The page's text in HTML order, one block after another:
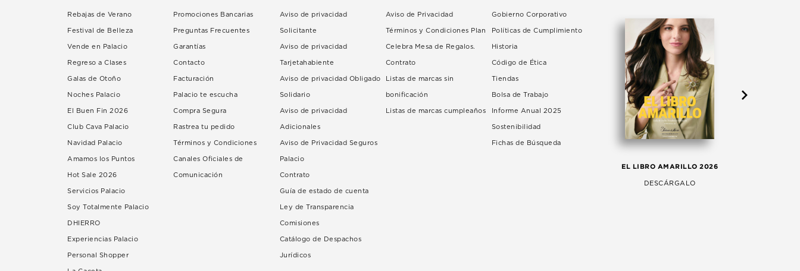
Rebajas de Verano
Festival de Belleza
Vende en Palacio
Regreso a Clases
Galas de Otoño
Noches Palacio
El Buen Fin 2026
Club Cava Palacio
Navidad Palacio
Amamos los Puntos
Hot Sale 2026
Servicios Palacio
Soy Totalmente Palacio
DHIERRO
Experiencias Palacio
Personal Shopper
Promociones Bancarias
Preguntas Frecuentes
Garantías
Contacto
Facturación
Palacio te escucha
Compra Segura
Rastrea tu pedido
Términos y Condiciones
Canales Oficiales de
Comunicación
Aviso de privacidad
Solicitante
Aviso de privacidad
Tarjetahabiente
Aviso de privacidad Obligado
Solidario
Aviso de privacidad
Adicionales
Aviso de Privacidad Seguros
Palacio
Contrato
Guía de estado de cuenta
Ley de Transparencia
Comisiones
Catálogo de Despachos
Jurídicos
Aviso de Privacidad
Términos y Condiciones Plan
Celebra Mesa de Regalos.
Contrato
Listas de marcas sin
bonificación
Listas de marcas cumpleaños
Gobierno Corporativo
Políticas de Cumplimiento
Historia
Código de Ética
Tiendas
Bolsa de Trabajo
Informe Anual 2025
Sostenibilidad
Fichas de Búsqueda
EL LIBRO AMARILLO 2026
DESCÁRGALO